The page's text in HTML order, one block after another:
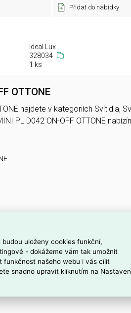
Přidat do nabídky
Ideal Lux
328034
1 ks
OTTONE
najdete v kategoriích Svítidla,
PL D042 ON-OFF OTTONE
uloženy cookies funkční,
- dokážeme vám tak umožnit
funkčnost našeho webu i vás cílit
snadno upravit kliknutím na